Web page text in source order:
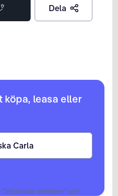
Dela
köpa, leasa eller
Carla
omdömen” som